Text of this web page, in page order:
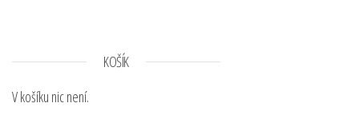
KOŠÍK
V košíku nic není.